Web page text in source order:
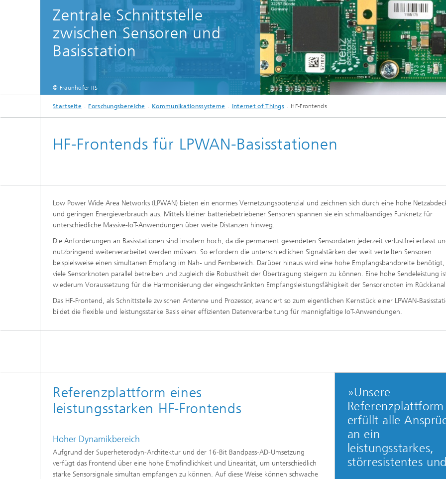
Strategische Initiativen
Zentrale Schnittstelle
zwischen Sensoren und
Basisstation
© Fraunhofer IIS
Startseite Forschungsbereiche Kommunikationssysteme Internet of Things HF-Frontends
HF-Frontends für LPWAN-Basisstationen
Low Power Wide Area Networks (LPWAN) bieten ein enormes Vernetzungspotenzial und zeichnen sich durch eine hohe
und geringen Energieverbrauch aus. Mittels kleiner batteriebetriebener Sensoren spannen sie ein schmalbandiges Funknetz für
unterschiedliche Massive-IoT-Anwendungen über weite Distanzen hinweg.
Die Anforderungen an Basisstationen sind insofern hoch, da die permanent gesendeten Sensordaten jederzeit verlustfrei erfasst
nutzbringend weiterverarbeitet werden müssen. So erfordern die unterschiedlichen Signalstärken der weit verteilten Sensoren
beispielsweise einen simultanen Empfang im Nah- und Fernbereich. Darüber hinaus wird eine hohe Empfangsbandbreite
viele Sensorknoten parallel betreiben und zugleich die Robustheit der Übertragung steigern zu können. Eine hohe Sendeleistung
wiederum Voraussetzung für die Harmonisierung der eingeschränkten Empfangsleistungsfähigkeit der Sensorknoten im
Das HF-Frontend, als Schnittstelle zwischen Antenne und Prozessor, avanciert so zum eigentlichen Kernstück einer LPWAN-
bildet die flexible und leistungsstarke Basis einer effizienten Datenverarbeitung für mannigfaltige IoT-Anwendungen.
Referenzplattform eines
leistungsstarken HF-Frontends
Hoher Dynamikbereich
Aufgrund der Superheterodyn-Architektur und der 16-Bit Bandpass-AD-Umsetzung
verfügt das Frontend über eine hohe Empfindlichkeit und Linearität, um unterschiedlich
starke Sensorsignale simultan empfangen zu können. Auf diese Weise können schwache
»Unsere
Referenzplattform
erfüllt alle
an ein
leistungsstarkes,
störresistentes